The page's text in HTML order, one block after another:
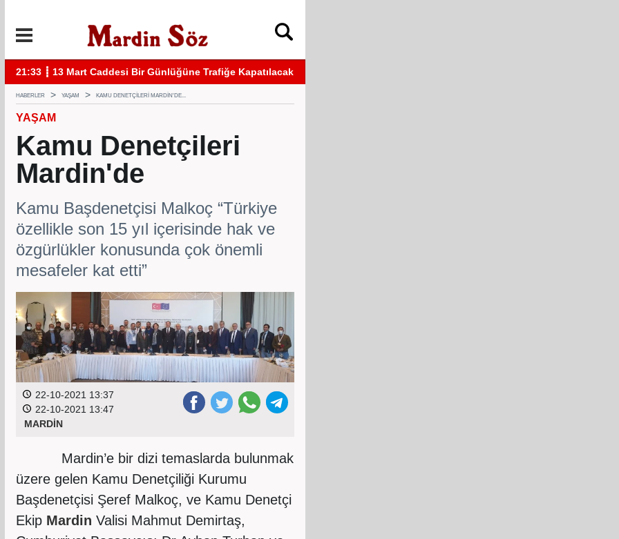
11:57 ┋ Midyat’ta bıçaklı kavga can aldı
HABERLER YAŞAM KAMU DENETÇILERI MARDIN'DE...
YAŞAM
Kamu Denetçileri
Mardin'de
Kamu Başdenetçisi Malkoç “Türkiye
özellikle son 15 yıl içerisinde hak ve
özgürlükler konusunda çok önemli
mesafeler kat etti”
22-10-2021 13:37
22-10-2021 13:47
MARDİN
Mardin’e bir dizi temaslarda bulunmak
üzere gelen Kamu Denetçiliği Kurumu
Başdenetçisi Şeref Malkoç, ve Kamu Denetçi
Ekip Mardin Valisi Mahmut Demirtaş,